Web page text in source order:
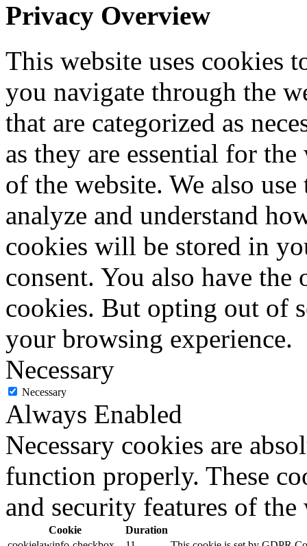
Privacy Overview
This website uses cookies
you navigate through the
that are categorized as
as they are essential for
of the website. We also
analyze and understand
cookies will be stored in
consent. You also have
cookies. But opting out of
your browsing experience.
Necessary
Necessary
Always Enabled
Necessary cookies are
function properly. These
and security features of
Cookie
Duration